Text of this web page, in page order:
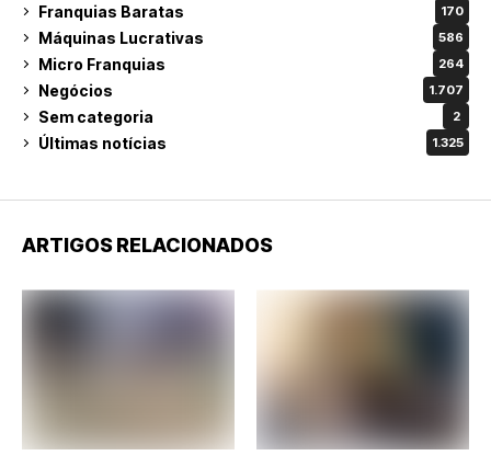
Franquias Baratas 170
Máquinas Lucrativas 586
Micro Franquias 264
Negócios 1.707
Sem categoria 2
Últimas notícias 1.325
ARTIGOS RELACIONADOS